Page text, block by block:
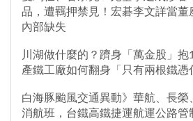
品，遭羈押禁見！宏碁李文詳當
內部缺失
川湖做什麼的？躋身「萬金股」
產鐵工廠如何翻身「只有兩根鐵憑
白海豚颱風交通異動》華航、長
消航班，台鐵高鐵捷運航運公路管